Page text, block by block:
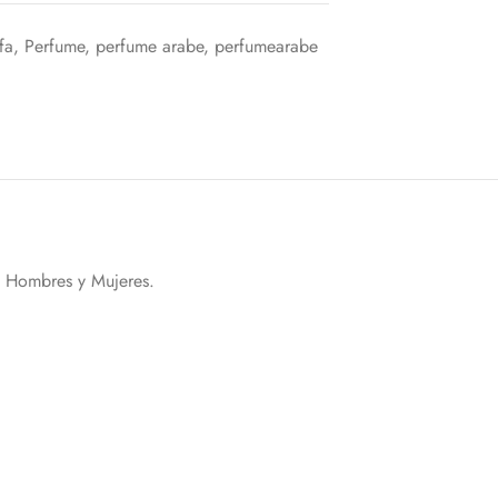
, Perfume, perfume arabe, perfumearabe
y Mujeres.